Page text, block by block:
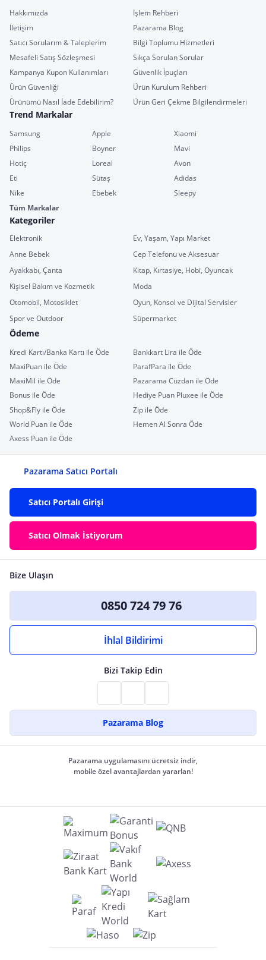
Hakkımızda
İşlem Rehberi
İletişim
Pazarama Blog
Satıcı Sorularım & Taleplerim
Bilgi Toplumu Hizmetleri
Mesafeli Satış Sözleşmesi
Sıkça Sorulan Sorular
Kampanya Kupon Kullanımları
Güvenlik İpuçları
Ürün Güvenliği
Ürün Kurulum Rehberi
Ürünümü Nasıl İade Edebilirim?
Ürün Geri Çekme Bilgilendirmeleri
Trend Markalar
Samsung Apple
Xiaomi
Philips
Boyner
Mavi
Hotiç
Loreal
Avon
Eti
Sütaş
Adidas
Nike
Ebebek
Sleepy
Tüm Markalar
Kategoriler
Elektronik
Ev, Yaşam, Yapı Market
Anne Bebek
Cep Telefonu ve Aksesuar
Ayakkabı, Çanta
Kitap, Kırtasiye, Hobi, Oyuncak
Kişisel Bakım ve Kozmetik
Moda
Otomobil, Motosiklet
Oyun, Konsol ve Dijital Servisler
Spor ve Outdoor
Süpermarket
Ödeme
Kredi Kartı/Banka Kartı ile Öde
Bankkart Lira ile Öde
MaxiPuan ile Öde
ParafPara ile Öde
MaxiMil ile Öde
Pazarama Cüzdan ile Öde
Bonus ile Öde
Hediye Puan Pluxee ile Öde
Shop&Fly ile Öde
Zip ile Öde
World Puan ile Öde
Hemen Al Sonra Öde
Axess Puan ile Öde
Pazarama Satıcı Portalı
Satıcı Portalı Girişi
Satıcı Olmak İstiyorum
Bize Ulaşın
0850 724 79 76
İhlal Bildirimi
Bizi Takip Edin
Pazarama Blog
Pazarama uygulamasını ücretsiz indir,
mobile özel avantajlardan yararlan!